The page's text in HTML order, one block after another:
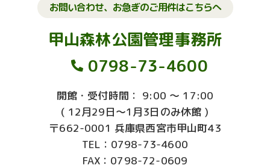
お問い合わせ、お急ぎのご用件はこちらへ
甲山森林公園管理事務所
0798-73-4600
開館・受付時間： 9:00 ～ 17:00
( 12月29日～1月3日のみ休館 )
〒662-0001 兵庫県西宮市甲山町43
TEL：0798-73-4600
FAX：0798-72-0609